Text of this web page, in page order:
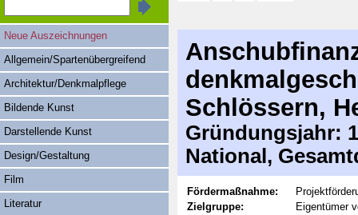
Schlössern,
Gründungsjahr:
National,
Fördermaßnahme:
Zielgruppe:
Eigentümer
Neue Auszeichnungen
Allgemein/Spartenübergreifend
Architektur/Denkmalpflege
Bildende Kunst
Darstellende Kunst
Design/Gestaltung
Film
Literatur